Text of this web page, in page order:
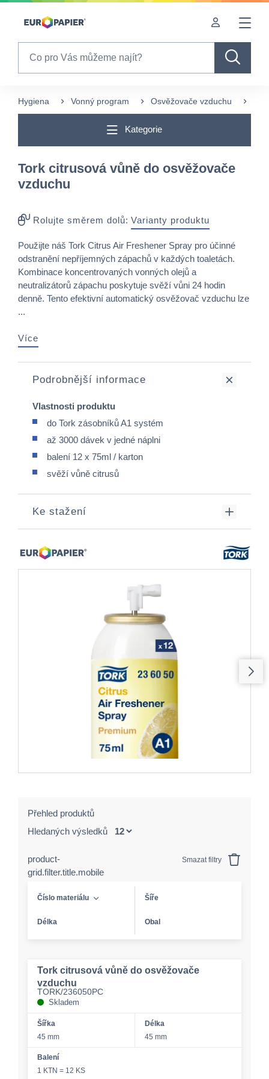
Table Of Content
Často nakupované s tímto produktem
Hygiena Vonný program Osvěžovače vzduchu
Kategorie
Tork citrusová vůně do osvěžovače
vzduchu
Rolujte směrem dolů: Varianty produktu
Použijte náš Tork Citrus Air Freshener Spray pro účinné
odstranění nepříjemných zápachů v každých toaletách.
Kombinace koncentrovaných vonných olejů a
neutralizátorů zápachu poskytuje svěží vůni 24 hodin
denně. Tento efektivní automatický osvěžovač vzduchu lze
...
Více
Podrobnější informace
Vlastnosti produktu
do Tork zásobníků A1 systém
až 3000 dávek v jedné náplni
balení 12 x 75ml / karton
svěží vůně citrusů
Ke stažení
Přehled produktů
Hledaných výsledků
product-
grid.filter.title.mobile
Smazat filtry
Číslo materiálu Šíře
Délka Obal
Tork citrusová vůně do osvěžovače
vzduchu
TORK/236050PC
Skladem
Šířka
45 mm
Délka
45 mm
Balení
1 KTN = 12 KS